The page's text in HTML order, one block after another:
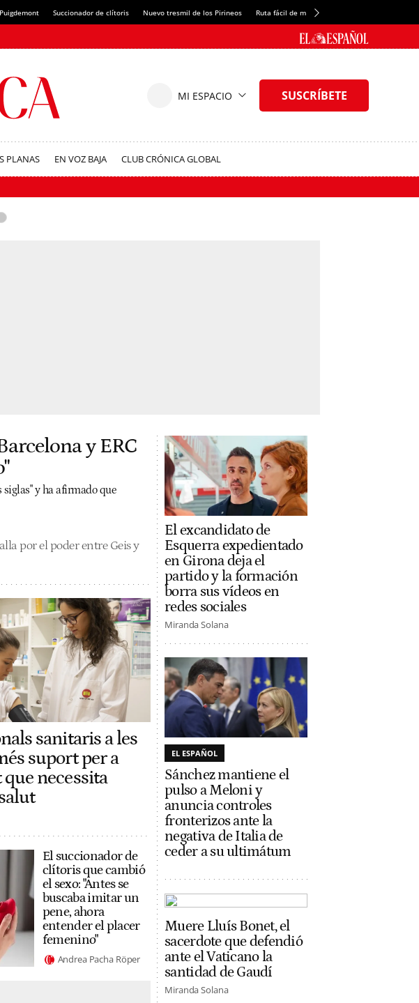
Succionador de clítoris Nuevo tresmil de los Pirineos Ruta fácil de montaña
PLANAS EN VOZ BAJA CLUB CRÓNICA GLOBAL
y ERC
y ha afirmado que
por el poder entre Geis y
sanitaris a les
suport per a
necessita
El succionador de
clítoris que cambió
el sexo: "Antes se
buscaba imitar un
pene, ahora
entender el placer
femenino"
Andrea Pacha Röper
El excandidato de
Esquerra expedientado
en Girona deja el
partido y la formación
borra sus vídeos en
redes sociales
Miranda Solana
EL ESPAÑOL
Sánchez mantiene el
pulso a Meloni y
anuncia controles
fronterizos ante la
negativa de Italia de
ceder a su ultimátum
Muere Lluís Bonet, el
sacerdote que defendió
ante el Vaticano la
santidad de Gaudí
Miranda Solana